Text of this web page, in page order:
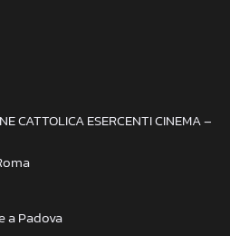
CATTOLICA ESERCENTI CINEMA –
a Padova